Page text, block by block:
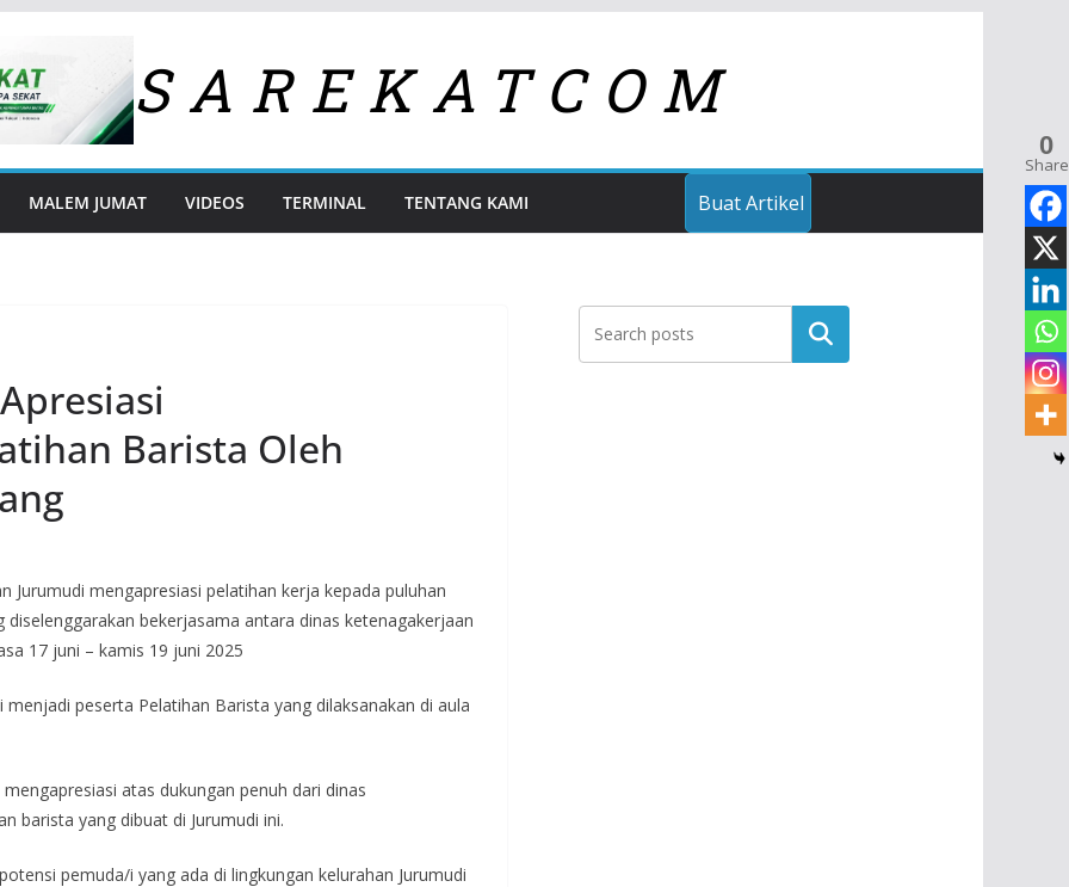
SAREKATCOM
MALEM JUMAT VIDEOS TERMINAL TENTANG KAMI Buat Artikel
Barista Oleh
Jurumudi mengapresiasi pelatihan kerja kepada puluhan
bekerjasama antara dinas ketenagakerjaan
17 juni – kamis 19 juni 2025
peserta Pelatihan Barista yang dilaksanakan di aula
atas dukungan penuh dari dinas
barista yang dibuat di Jurumudi ini.
pemuda/i yang ada di lingkungan kelurahan Jurumudi
0